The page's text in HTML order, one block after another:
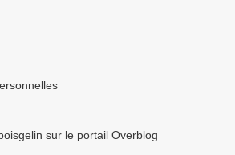
sur le portail Overblog